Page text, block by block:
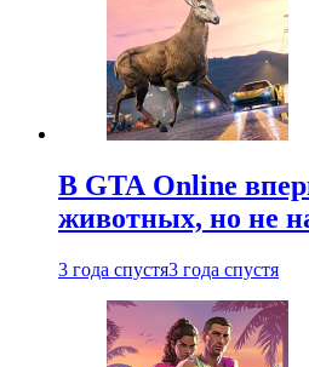
В GTA Online
животных, но не
3 года спустя3 года спустя